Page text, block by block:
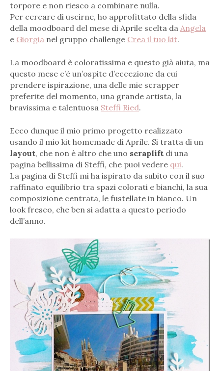
torpore e non riesco a combinare nulla.
Per cercare di uscirne, ho approfittato della sfida
della moodboard del mese di Aprile scelta da Angela
e Giorgia nel gruppo challenge Crea il tuo kit.
La moodboard è coloratissima e questo già aiuta, ma
questo mese c’è un’ospite d’eccezione da cui
prendere ispirazione, una delle mie scrapper
preferite del momento, una grande artista, la
bravissima e talentuosa Steffi Ried.
Ecco dunque il mio primo progetto realizzato
usando il mio kit homemade di Aprile. Si tratta di un
layout, che non è altro che uno scraplift di una
pagina bellissima di Steffi, che puoi vedere qui.
La pagina di Steffi mi ha ispirato da subito con il suo
raffinato equilibrio tra spazi colorati e bianchi, la sua
composizione centrata, le fustellate in bianco. Un
look fresco, che ben si adatta a questo periodo
dell’anno.